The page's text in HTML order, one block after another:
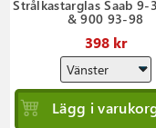
Strålkastarglas Saab 9-
& 900 93-98
398 kr
Lägg i